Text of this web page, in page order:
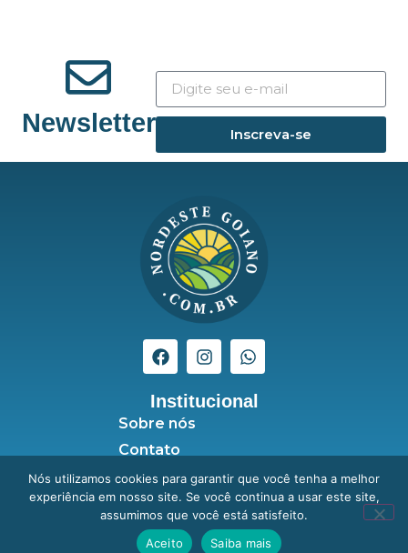
Newsletter Inscreva-se
Institucional
Sobre nós
Contato
Seja anunciante
Política de Privacidade
Nordeste Goiano © Copyright 2020 - 2025 | Todos os Direitos Reservados –
Nós utilizamos cookies para garantir que você tenha a melhor
experiência em nosso site. Se você continua a usar este site,
assumimos que você está satisfeito.
Aceito
Saiba mais